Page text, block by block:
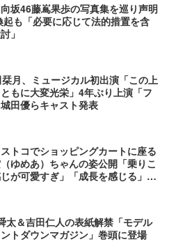
坂46藤嶌果歩の写真集を巡り声明
起も「必要に応じて法的措置を含
」
月、ミュージカル初出演「この上
もに大変光栄」4年ぶり上演「フ
田優らキャスト発表
トコでショッピングカートに座る
ゆめあ）ちゃんの姿公開「乗りこ
が可愛すぎ」「成長を感じる」の
太＆吉田仁人の表紙解禁「モデル
トダウンマガジン」巻頭に登場